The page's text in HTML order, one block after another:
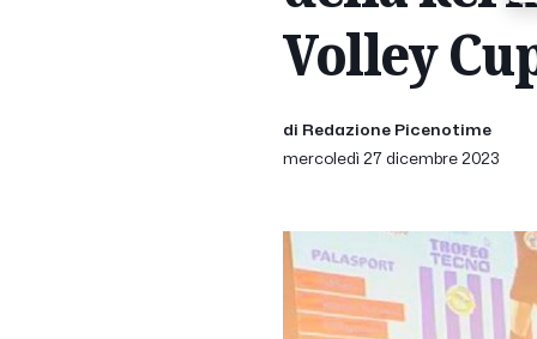
Volley
di Redazione Picenotime
mercoledì 27 dicembre 2023